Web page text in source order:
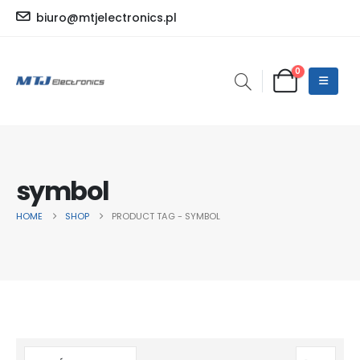
biuro@mtjelectronics.pl
0
symbol
HOME SHOP PRODUCT TAG - SYMBOL